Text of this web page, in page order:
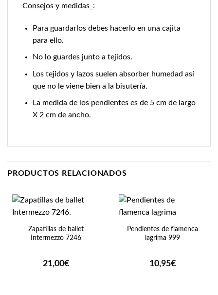
Consejos y medidas_:
Para guardarlos debes hacerlo en una cajita
para ello.
No lo guardes junto a tejidos.
Los tejidos y lazos suelen absorber humedad así
que no le viene bien a la bisutería.
La medida de los pendientes es de 5 cm de largo
X 2 cm de ancho.
PRODUCTOS RELACIONADOS
Zapatillas de ballet
Intermezzo 7246
21,00€
Pendientes de flamenca
lagrima 999
10,95€